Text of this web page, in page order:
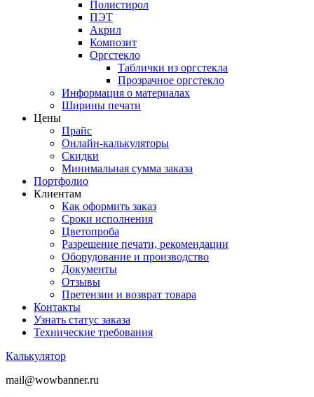
Полистирол
ПЭТ
Акрил
Композит
Оргстекло
Таблички из оргстекла
Прозрачное оргстекло
Информация о материалах
Ширины печати
Цены
Прайс
Онлайн-калькуляторы
Скидки
Минимальная сумма заказа
Портфолио
Клиентам
Как оформить заказ
Сроки исполнения
Цветопроба
Разрешение печати, рекомендации
Оборудование и производство
Документы
Отзывы
Претензии и возврат товара
Контакты
Узнать статус заказа
Технические требования
Калькулятор
mail@wowbanner.ru